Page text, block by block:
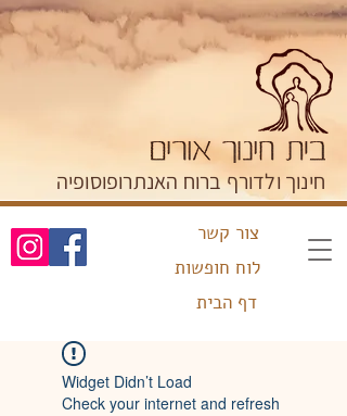
חינוך ולדורף ברוח האנתרופוסופיה
צור קשר
לוח חופשות
דף הבית
Widget Didn’t Load
Check your internet and refresh